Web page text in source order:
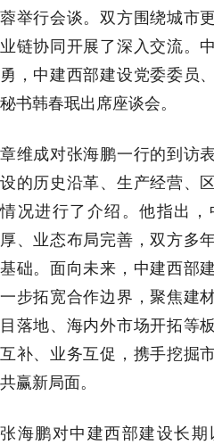
蓉举行会谈。双方围绕城市
业链协同开展了深入交流。
勇，中建西部建设党委委员
秘书韩春珉出席座谈会。
章维成对张海鹏一行的到访
设的历史沿革、生产经营、
情况进行了介绍。他指出
厚、业态布局完善，双方多
基础。面向未来，中建西部
一步拓宽合作边界，聚焦建
目落地、海内外市场开拓等
互补、业务互促，携手挖掘
共赢新局面。
张海鹏对中建西部建设长